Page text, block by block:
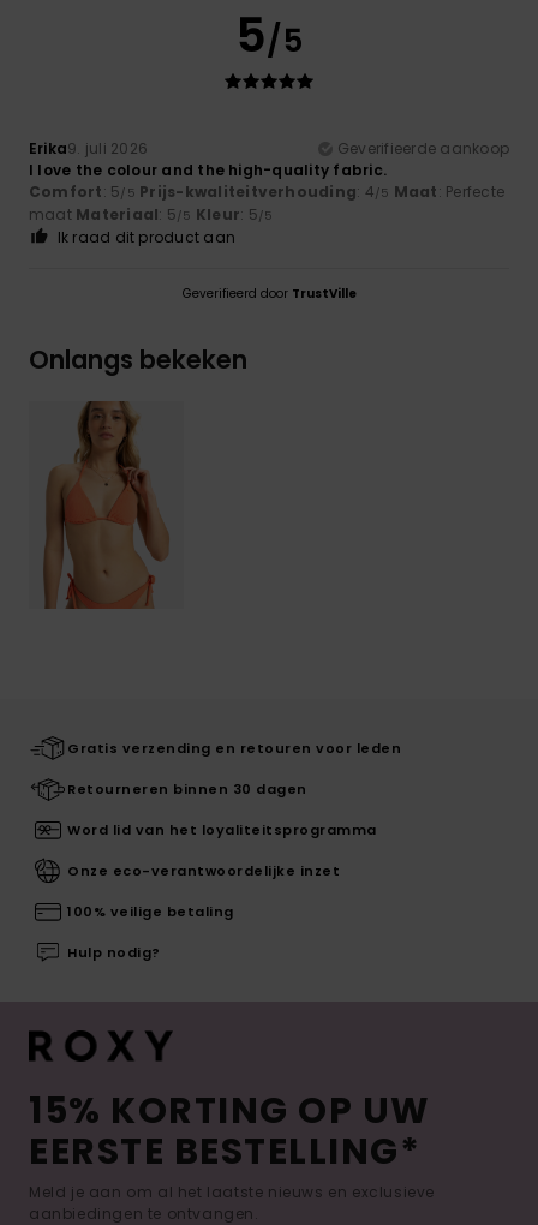
5/5
Erika9. juli 2026
Geverifieerde aankoop
I love the colour and the high-quality fabric.
Comfort: 5/5 Prijs-kwaliteitverhouding: 4/5 Maat: Perfecte
maat Materiaal: 5/5 Kleur: 5/5
Ik raad dit product aan
Geverifieerd door TrustVille
Onlangs bekeken
Gratis verzending en retouren voor leden
Retourneren binnen 30 dagen
Word lid van het loyaliteitsprogramma
Onze eco-verantwoordelijke inzet
100% veilige betaling
Hulp nodig?
15% KORTING OP UW
EERSTE BESTELLING*
Meld je aan om al het laatste nieuws en exclusieve
aanbiedingen te ontvangen.